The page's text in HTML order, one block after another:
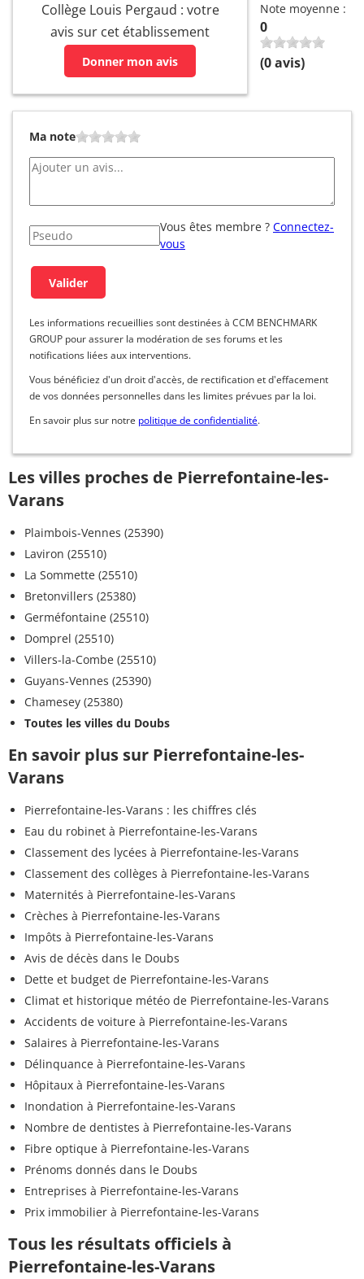
Collège Louis Pergaud : votre
avis sur cet établissement
Donner mon avis
Note moyenne :
0
(0avis)
Ma note
Vous êtes membre ? Connectez-
vous
Les informations recueillies sont destinées à CCM BENCHMARK
GROUP pour assurer la modération de ses forums et les
notifications liées aux interventions.
Vous bénéficiez d'un droit d'accès, de rectification et d'effacement
de vos données personnelles dans les limites prévues par la loi.
En savoir plus sur notre politique de confidentialité.
Les villes proches de Pierrefontaine-les-
Varans
Plaimbois-Vennes (25390)
Laviron (25510)
La Sommette (25510)
Bretonvillers (25380)
Germéfontaine (25510)
Domprel (25510)
Villers-la-Combe (25510)
Guyans-Vennes (25390)
Chamesey (25380)
Toutes les villes du Doubs
En savoir plus sur Pierrefontaine-les-
Varans
Pierrefontaine-les-Varans : les chiffres clés
Eau du robinet à Pierrefontaine-les-Varans
Classement des lycées à Pierrefontaine-les-Varans
Classement des collèges à Pierrefontaine-les-Varans
Maternités à Pierrefontaine-les-Varans
Crèches à Pierrefontaine-les-Varans
Impôts à Pierrefontaine-les-Varans
Avis de décès dans le Doubs
Dette et budget de Pierrefontaine-les-Varans
Climat et historique météo de Pierrefontaine-les-Varans
Accidents de voiture à Pierrefontaine-les-Varans
Salaires à Pierrefontaine-les-Varans
Délinquance à Pierrefontaine-les-Varans
Hôpitaux à Pierrefontaine-les-Varans
Inondation à Pierrefontaine-les-Varans
Nombre de dentistes à Pierrefontaine-les-Varans
Fibre optique à Pierrefontaine-les-Varans
Prénoms donnés dans le Doubs
Entreprises à Pierrefontaine-les-Varans
Prix immobilier à Pierrefontaine-les-Varans
Tous les résultats officiels à
Pierrefontaine-les-Varans